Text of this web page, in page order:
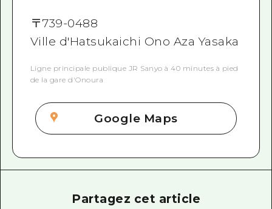
〒739-0488
Ville d'Hatsukaichi Ono Aza Yasaka
Ligne principale publique JR Sanyo à 40 minutes à pied
de la gare d'Onoura
Google Maps
Partagez cet article